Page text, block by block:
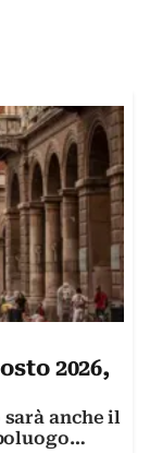
2026,
anche il